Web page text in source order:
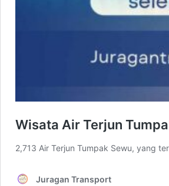
Wisata Air Terjun
2,713 Air Terjun Tumpak Sewu, yang
Juragan Transport